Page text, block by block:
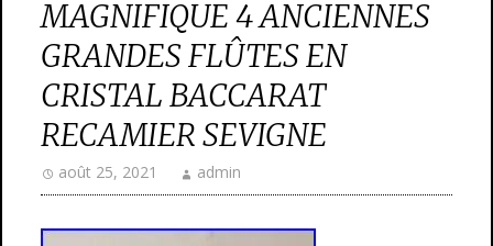
MAGNIFIQUE 4 ANCIENNES
GRANDES FLÛTES EN
CRISTAL BACCARAT
RECAMIER SEVIGNE
août 25, 2021 admin